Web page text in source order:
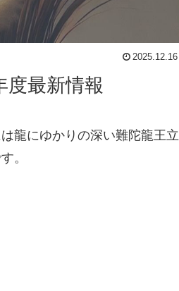
2025.12.16
度最新情報
龍にゆかりの深い難陀龍王立
。